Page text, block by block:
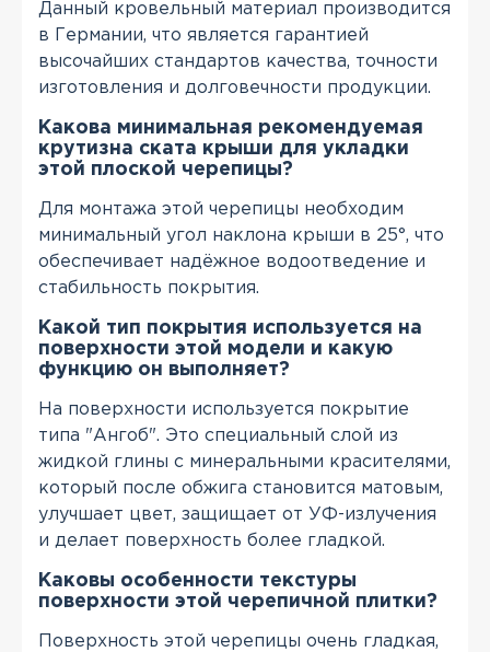
Данный кровельный материал производится
в Германии, что является гарантией
высочайших стандартов качества, точности
изготовления и долговечности продукции.
Какова минимальная рекомендуемая
крутизна ската крыши для укладки
этой плоской черепицы?
Для монтажа этой черепицы необходим
минимальный угол наклона крыши в 25°, что
обеспечивает надёжное водоотведение и
стабильность покрытия.
Какой тип покрытия используется на
поверхности этой модели и какую
функцию он выполняет?
На поверхности используется покрытие
типа "Ангоб". Это специальный слой из
жидкой глины с минеральными красителями,
который после обжига становится матовым,
улучшает цвет, защищает от УФ-излучения
и делает поверхность более гладкой.
Каковы особенности текстуры
поверхности этой черепичной плитки?
Поверхность этой черепицы очень гладкая,